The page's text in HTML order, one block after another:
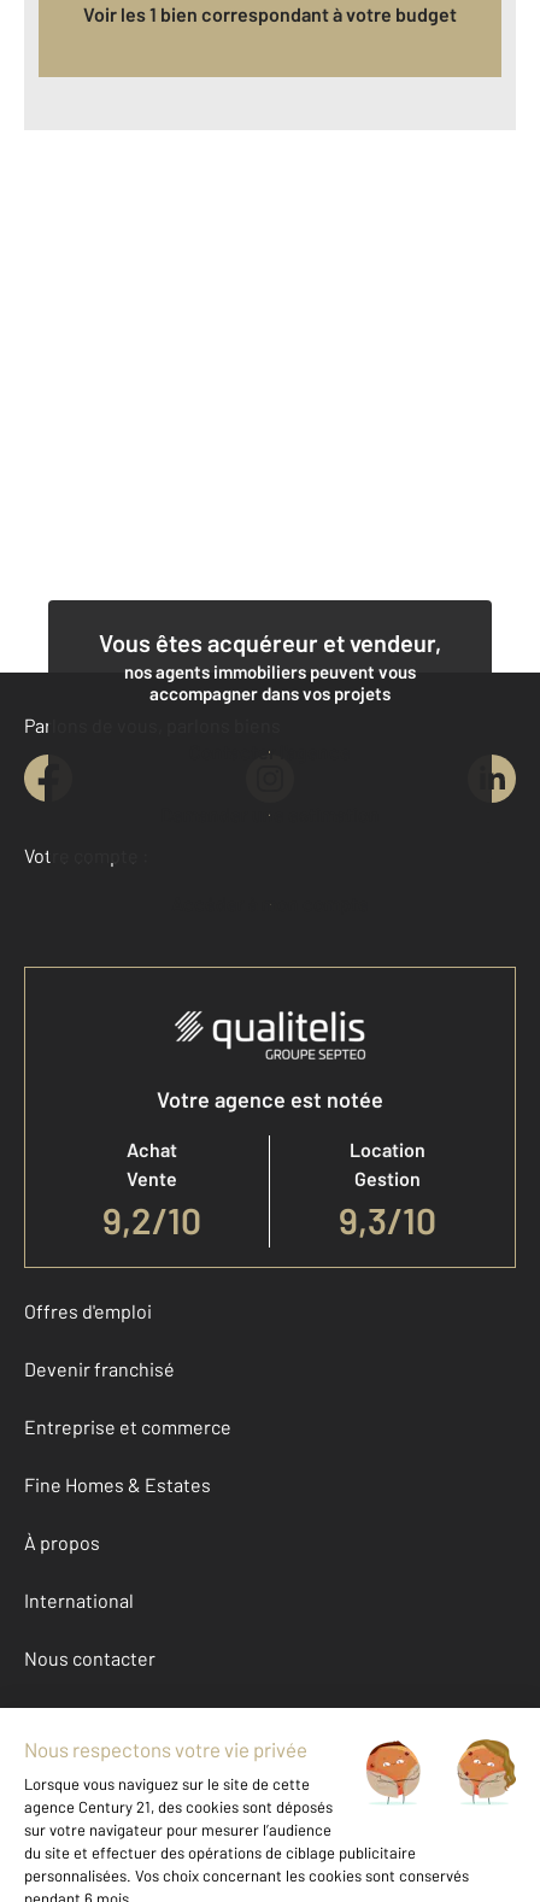
Voir les 1 bien correspondant à votre budget
Vous êtes acquéreur et vendeur,
nos agents immobiliers peuvent vous
accompagner dans vos projets
Contacter l'agence
Demander une estimation
Parlons de vous, parlons biens
Votre compte :
Accéder à mon compte
Votre agence est notée
Achat
Vente
9,2/10
Location
Gestion
9,3/10
Offres d'emploi
Devenir franchisé
Entreprise et commerce
Fine Homes & Estates
À propos
International
Nous contacter
Mentions légales & CGU et Barèmes d'honoraires
Données personnelles
Gestionnaire des cookies